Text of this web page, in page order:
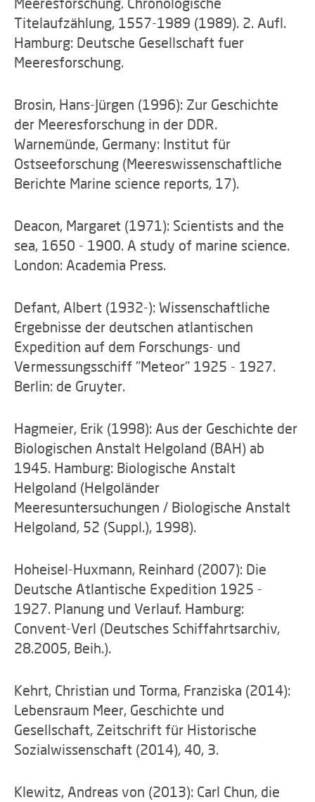
Titelaufzählung, 1557-1989 (1989). 2. Aufl.
Hamburg: Deutsche Gesellschaft fuer
Meeresforschung.
Brosin, Hans-Jürgen (1996): Zur Geschichte
der Meeresforschung in der DDR.
Warnemünde, Germany: Institut für
Ostseeforschung (Meereswissenschaftliche
Berichte Marine science reports, 17).
Deacon, Margaret (1971): Scientists and the
sea, 1650 - 1900. A study of marine science.
London: Academia Press.
Defant, Albert (1932-): Wissenschaftliche
Ergebnisse der deutschen atlantischen
Expedition auf dem Forschungs- und
Vermessungsschiff "Meteor" 1925 - 1927.
Berlin: de Gruyter.
Hagmeier, Erik (1998): Aus der Geschichte der
Biologischen Anstalt Helgoland (BAH) ab
1945. Hamburg: Biologische Anstalt
Helgoland (Helgoländer
Meeresuntersuchungen / Biologische Anstalt
Helgoland, 52 (Suppl.), 1998).
Hoheisel-Huxmann, Reinhard (2007): Die
Deutsche Atlantische Expedition 1925 -
1927. Planung und Verlauf. Hamburg:
Convent-Verl (Deutsches Schiffahrtsarchiv,
28.2005, Beih.).
Kehrt, Christian und Torma, Franziska (2014):
Lebensraum Meer, Geschichte und
Gesellschaft, Zeitschrift für Historische
Sozialwissenschaft (2014), 40, 3.
Klewitz, Andreas von (2013): Carl Chun, die